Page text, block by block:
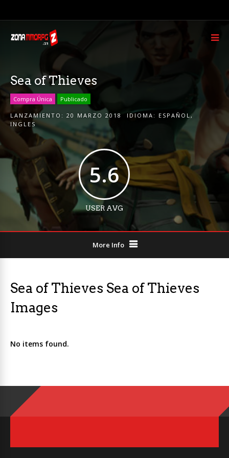
Sea of Thieves
Compra Única Publicado
LANZAMIENTO: 20 MARZO 2018 IDIOMA: ESPAÑOL,
INGLES
5.6
USER AVG
More Info
Sea of Thieves Sea of Thieves
Images
No items found.